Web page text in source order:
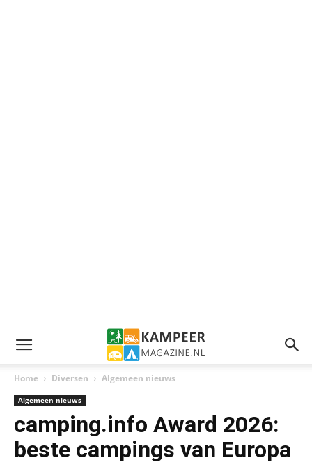
Home Diversen Algemeen nieuws
Algemeen nieuws
camping.info Award 2026:
beste campings van Europa